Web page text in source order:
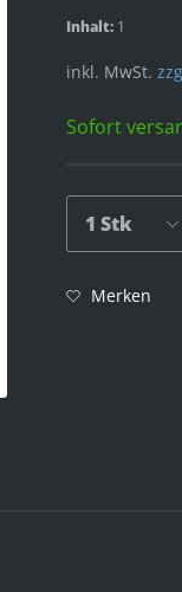
Inhalt: 1
inkl. MwSt.
Sofort
Merken